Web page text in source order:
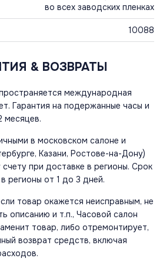
во всех заводских пленках
10088
& ВОЗВРАТЫ
международная
Гарантия на подержанные часы и
месяцев.
в московском салоне и
Казани, Ростове-на-Дону)
при доставке в регионы. Срок
регионы от 1 до 3 дней.
товар окажется неисправным, не
описанию и т.п., Часовой салон
товар, либо отремонтирует,
возврат средств, включая